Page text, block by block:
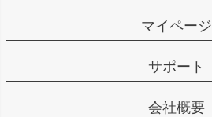
マイページ
サポート
会社概要